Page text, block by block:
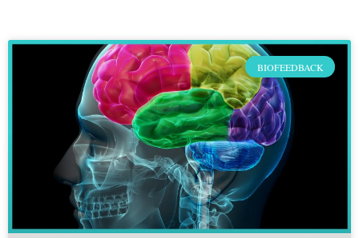
BIOFEEDBACK